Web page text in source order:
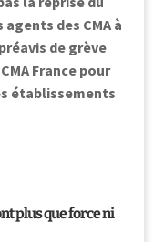
des CMA à
de grève
France pour
établissements
plus que force ni